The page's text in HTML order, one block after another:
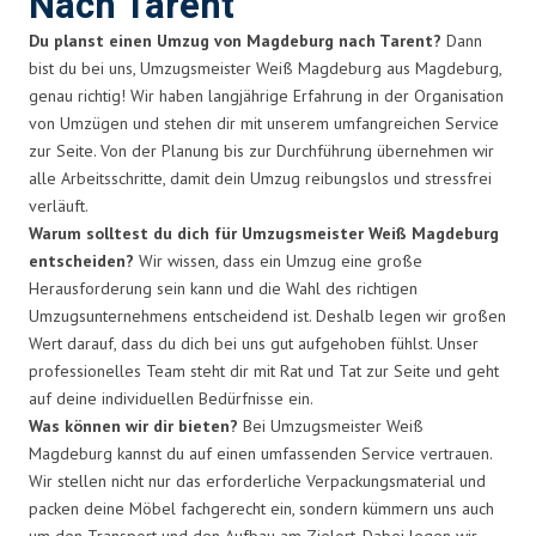
Du planst einen Umzug von Magdeburg nach Tarent? Dann
bist du bei uns, Umzugsmeister Weiß Magdeburg aus Magdeburg,
genau richtig! Wir haben langjährige Erfahrung in der Organisation
von Umzügen und stehen dir mit unserem umfangreichen Service
zur Seite. Von der Planung bis zur Durchführung übernehmen wir
alle Arbeitsschritte, damit dein Umzug reibungslos und stressfrei
verläuft.
Warum solltest du dich für Umzugsmeister Weiß Magdeburg
entscheiden? Wir wissen, dass ein Umzug eine große
Herausforderung sein kann und die Wahl des richtigen
Umzugsunternehmens entscheidend ist. Deshalb legen wir großen
Wert darauf, dass du dich bei uns gut aufgehoben fühlst. Unser
professionelles Team steht dir mit Rat und Tat zur Seite und geht
auf deine individuellen Bedürfnisse ein.
Was können wir dir bieten? Bei Umzugsmeister Weiß
Magdeburg kannst du auf einen umfassenden Service vertrauen.
Wir stellen nicht nur das erforderliche Verpackungsmaterial und
packen deine Möbel fachgerecht ein, sondern kümmern uns auch